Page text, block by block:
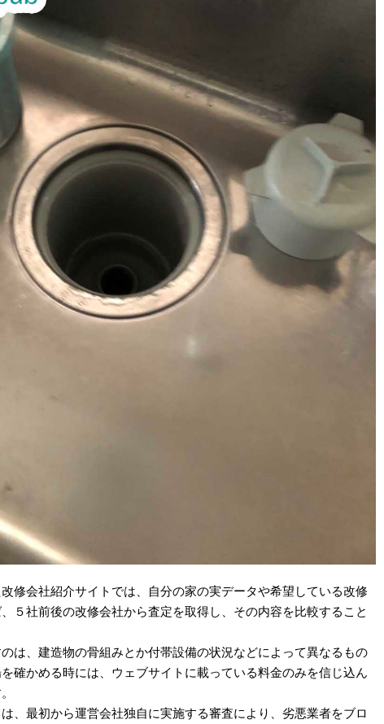
修会社紹介サイトでは、自分の家の実データや希望している改修
５社前後の改修会社から査定を取得し、その内容を比較すること
は、建造物の骨組みとか付帯設備の状況などによって異なるもの
確かめる時には、ウェブサイトに載っている料金のみを信じ込ん
、最初から運営会社独自に実施する審査により、劣悪業者をブロ